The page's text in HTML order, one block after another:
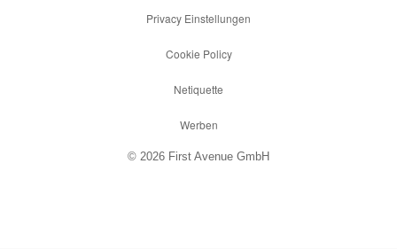
Privacy Einstellungen
Cookie Policy
Netiquette
Werben
© 2026 First Avenue GmbH